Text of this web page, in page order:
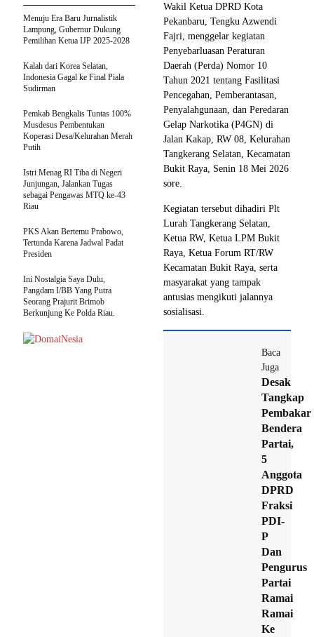
Wakil Ketua DPRD Kota
Pekanbaru, Tengku Azwendi
Fajri, menggelar kegiatan
Penyebarluasan Peraturan
Daerah (Perda) Nomor 10
Tahun 2021 tentang Fasilitasi
Pencegahan, Pemberantasan,
Penyalahgunaan, dan Peredaran
Gelap Narkotika (P4GN) di
Jalan Kakap, RW 08, Kelurahan
Tangkerang Selatan, Kecamatan
Bukit Raya, Senin 18 Mei 2026
sore.
Kegiatan tersebut dihadiri Plt
Lurah Tangkerang Selatan,
Ketua RW, Ketua LPM Bukit
Raya, Ketua Forum RT/RW
Kecamatan Bukit Raya, serta
masyarakat yang tampak
antusias mengikuti jalannya
sosialisasi.
Baca
Juga
Desak
Tangkap
Pembakar
Bendera
Partai,
5
Anggota
DPRD
Fraksi
PDI-
P
Dan
Pengurus
Partai
Ramai
Ramai
Ke
Menuju Era Baru Jurnalistik
Lampung, Gubernur Dukung
Pemilihan Ketua IJP 2025-2028
Kalah dari Korea Selatan,
Indonesia Gagal ke Final Piala
Sudirman
Pemkab Bengkalis Tuntas 100%
Musdesus Pembentukan
Koperasi Desa/Kelurahan Merah
Putih
Istri Menag RI Tiba di Negeri
Junjungan, Jalankan Tugas
sebagai Pengawas MTQ ke-43
Riau
PKS Akan Bertemu Prabowo,
Tertunda Karena Jadwal Padat
Presiden
Ini Nostalgia Saya Dulu,
Pangdam I/BB Yang Putra
Seorang Prajurit Brimob
Berkunjung Ke Polda Riau.